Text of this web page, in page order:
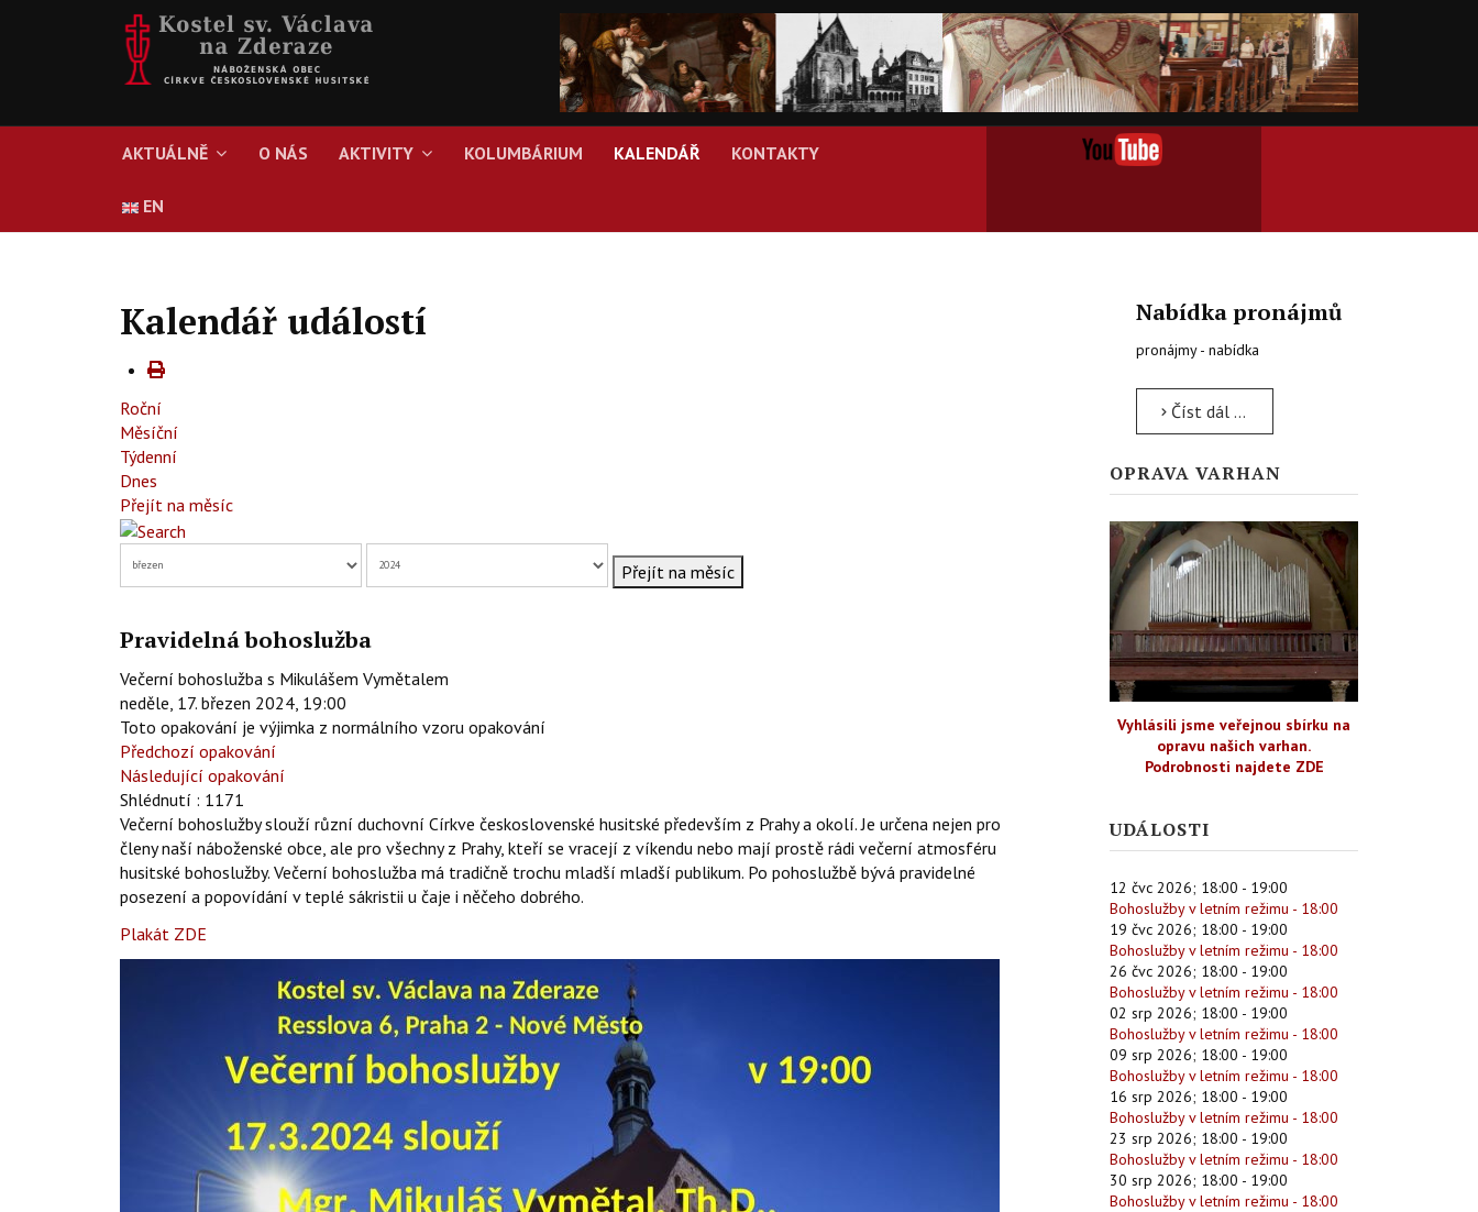
AKTUÁLNĚ O NÁS AKTIVITY KOLUMBÁRIUM KALENDÁŘ KONTAKTY
EN
Kalendář událostí
Roční
Měsíční
Týdenní
Dnes
Přejít na měsíc
Přejít na měsíc
Pravidelná bohoslužba
Večerní bohoslužba s Mikulášem Vymětalem
neděle, 17. březen 2024, 19:00
Toto opakování je výjimka z normálního vzoru opakování
Předchozí opakování
Následující opakování
Shlédnutí : 1171
Večerní bohoslužby slouží různí duchovní Církve československé husitské především z Prahy a okolí. Je určena nejen pro
členy naší náboženské obce, ale pro všechny z Prahy, kteří se vracejí z víkendu nebo mají prostě rádi večerní atmosféru
husitské bohoslužby. Večerní bohoslužba má tradičně trochu mladší mladší publikum. Po pohoslužbě bývá pravidelné
posezení a popovídání v teplé sákristii u čaje i něčeho dobrého.
Plakát ZDE
Nabídka pronájmů
pronájmy - nabídka
Číst dál …
OPRAVA VARHAN
Vyhlásili jsme veřejnou sbírku na
opravu našich varhan.
Podrobnosti najdete ZDE
UDÁLOSTI
12 čvc 2026; 18:00 - 19:00
Bohoslužby v letním režimu - 18:00
19 čvc 2026; 18:00 - 19:00
Bohoslužby v letním režimu - 18:00
26 čvc 2026; 18:00 - 19:00
Bohoslužby v letním režimu - 18:00
02 srp 2026; 18:00 - 19:00
Bohoslužby v letním režimu - 18:00
09 srp 2026; 18:00 - 19:00
Bohoslužby v letním režimu - 18:00
16 srp 2026; 18:00 - 19:00
Bohoslužby v letním režimu - 18:00
23 srp 2026; 18:00 - 19:00
Bohoslužby v letním režimu - 18:00
30 srp 2026; 18:00 - 19:00
Bohoslužby v letním režimu - 18:00